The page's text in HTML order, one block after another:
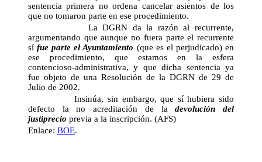
sentencia primera no ordena cancelar asientos de los
que no tomaron parte en ese procedimiento.
La DGRN da la razón al recurrente,
argumentando que aunque no fuera parte el recurrente
sífue parte el Ayuntamiento (que es el perjudicado) en
ese procedimiento, que estamos en la esfera
contencioso-administrativa, y que dicha sentencia ya
fue objeto de una Resolución de la DGRN de 29 de
Julio de 2002.
Insinúa, sin embargo, que sí hubiera sido
defecto la no acreditación de ladevolución del
justiprecio previa a la inscripción. (AFS)
Enlace: BOE.